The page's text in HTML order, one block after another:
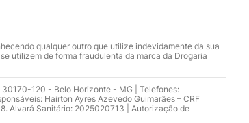
qualquer outro que utilize indevidamente da sua
utilizem de forma fraudulenta da marca da Drogaria
30170-120 - Belo Horizonte - MG | Telefones:
Hairton Ayres Azevedo Guimarães – CRF
Alvará Sanitário: 2025020713 | Autorização de